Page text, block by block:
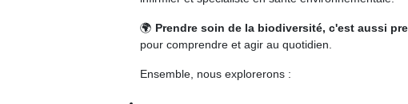
🌍 Prendre soin de la biodiversité, c'est aussi
pour comprendre et agir au quotidien.
Ensemble, nous explorerons :